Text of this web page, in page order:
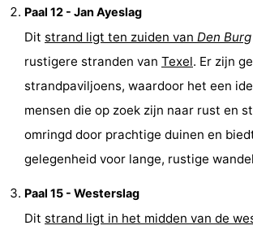
Fietsen
Wandelen
Paal 12 - Jan Ayeslag
Dit strand ligt ten zuiden van Den Burg
rustigere stranden van Texel. Er zijn
strandpaviljoens, waardoor het een
mensen die op zoek zijn naar rust en
omringd door prachtige duinen en
gelegenheid voor lange, rustige
Paal 15 - Westerslag
Dit strand ligt in het midden van de